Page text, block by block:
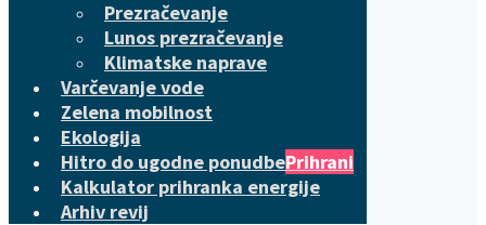
Prezračevanje
Lunos prezračevanje
Klimatske naprave
Varčevanje vode
Zelena mobilnost
Ekologija
Hitro do ugodne ponudbePrihrani
Kalkulator prihranka energije
Arhiv revij